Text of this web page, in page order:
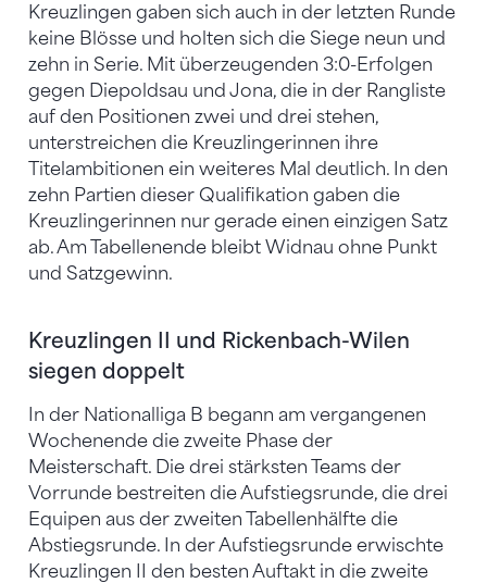
Kreuzlingen gaben sich auch in der letzten Runde
keine Blösse und holten sich die Siege neun und
zehn in Serie. Mit überzeugenden 3:0-Erfolgen
gegen Diepoldsau und Jona, die in der Rangliste
auf den Positionen zwei und drei stehen,
unterstreichen die Kreuzlingerinnen ihre
Titelambitionen ein weiteres Mal deutlich. In den
zehn Partien dieser Qualifikation gaben die
Kreuzlingerinnen nur gerade einen einzigen Satz
ab. Am Tabellenende bleibt Widnau ohne Punkt
und Satzgewinn.
Kreuzlingen II und Rickenbach-Wilen
siegen doppelt
In der Nationalliga B begann am vergangenen
Wochenende die zweite Phase der
Meisterschaft. Die drei stärksten Teams der
Vorrunde bestreiten die Aufstiegsrunde, die drei
Equipen aus der zweiten Tabellenhälfte die
Abstiegsrunde. In der Aufstiegsrunde erwischte
Kreuzlingen II den besten Auftakt in die zweite